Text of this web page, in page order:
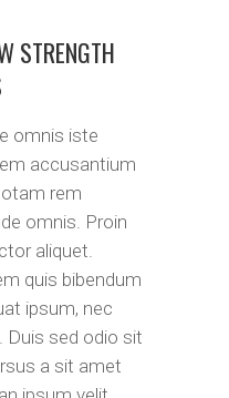
STRENGTH
omnis iste
accusantium
rem
omnis. Proin
aliquet.
quis bibendum
ipsum, nec
Duis sed odio sit
a sit amet